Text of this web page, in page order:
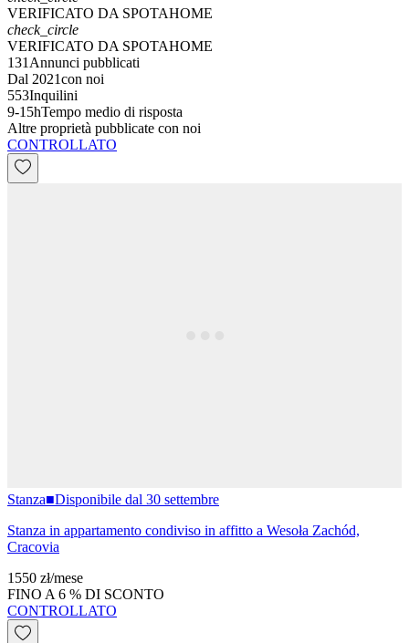
VERIFICATO DA SPOTAHOME
check_circle
VERIFICATO DA SPOTAHOME
131 Annunci pubblicati
Dal 2021con noi
553Inquilini
9-15hTempo medio di risposta
Altre proprietà pubblicate con noi
CONTROLLATO
Stanza■Disponibile dal 30 settembre
Stanza in appartamento condiviso in affitto a Wesoła Zachód,
Cracovia
1550 zł/mese
FINO A 6 % DI SCONTO
CONTROLLATO